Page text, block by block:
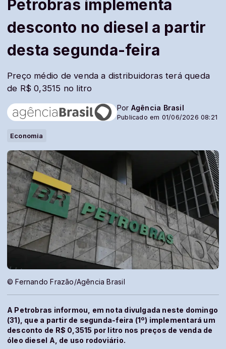
Petrobras implementa
desconto no diesel a partir
desta segunda-feira
Preço médio de venda a distribuidoras terá queda
de R$ 0,3515 no litro
Por Agência Brasil
Publicado em 01/06/2026 08:21
Economia
© Fernando Frazão/Agência Brasil
A Petrobras informou, em nota divulgada neste domingo
(31), que a partir de segunda-feira (1º) implementará um
desconto de R$ 0,3515 por litro nos preços de venda de
óleo diesel A, de uso rodoviário.